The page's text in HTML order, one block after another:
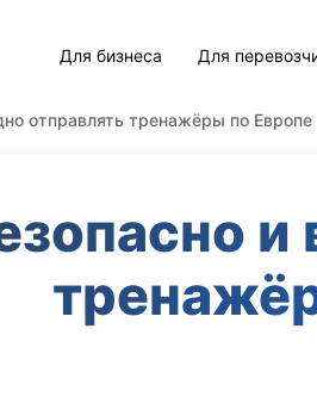
Для бизнеса Для
отправлять тренажёры по Европе
и